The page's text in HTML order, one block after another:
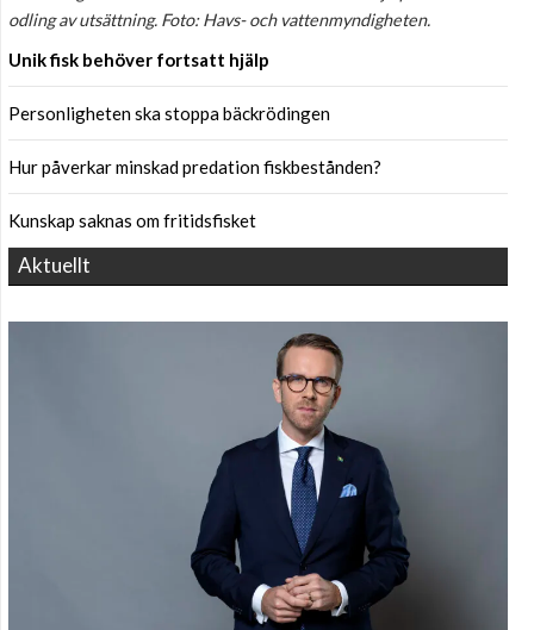
odling av utsättning. Foto: Havs- och vattenmyndigheten.
Unik fisk behöver fortsatt hjälp
Personligheten ska stoppa bäckrödingen
Hur påverkar minskad predation fiskbestånden?
Kunskap saknas om fritidsfisket
Aktuellt